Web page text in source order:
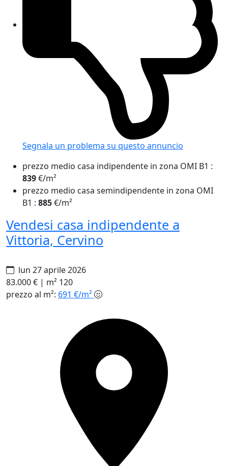
Segnala un problema su questo annuncio
prezzo medio casa indipendente in zona OMI B1 :
839€/m²
prezzo medio casa semindipendente in zona OMI
B1 : 885€/m²
Vendesi casa indipendente a
Vittoria, Cervino
lun 27 aprile 2026
83.000 € | m² 120
prezzo al m²: 691 €/m²